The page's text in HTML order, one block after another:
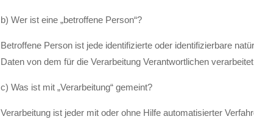
b) Wer ist eine „betroffene Person“?
Betroffene Person ist jede identifizierte oder identifizierbare
Daten von dem für die Verarbeitung Verantwortlichen
c) Was ist mit „Verarbeitung“ gemeint?
Verarbeitung ist jeder mit oder ohne Hilfe automatisierter